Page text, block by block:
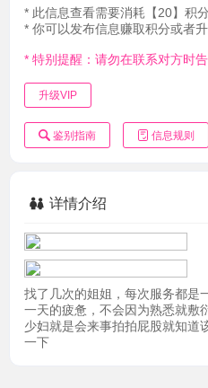
* 此信息查看需要消耗【20】积分
* 你可以发布信息赚取积分或者
* 特别提醒：请勿在联系对方时
升级VIP
鉴别指南 信息规则
详情介绍
找了几次的姐姐，每次服务都是
一天的疲惫，不会因为熟悉就敷
少妇就是会来事拍拍屁股就知道
一下